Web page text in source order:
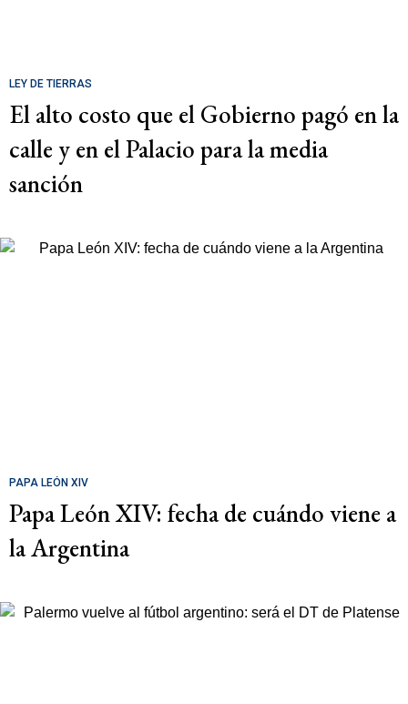
LEY DE TIERRAS
El alto costo que el Gobierno pagó en la
calle y en el Palacio para la media
sanción
PAPA LEÓN XIV
Papa León XIV: fecha de cuándo viene a
la Argentina